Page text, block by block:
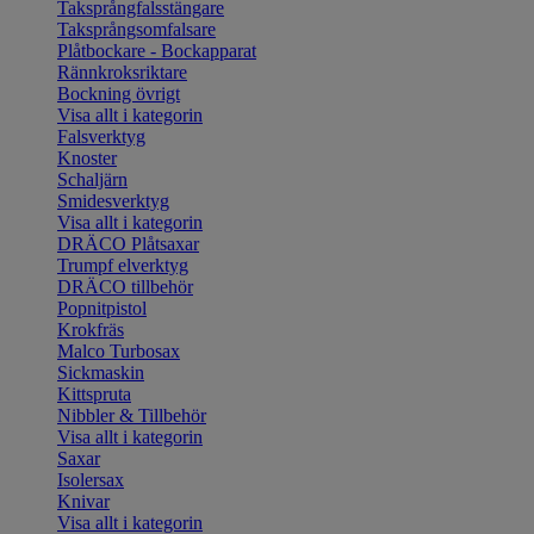
Taksprångfalsstängare
Taksprångsomfalsare
Plåtbockare - Bockapparat
Rännkroksriktare
Bockning övrigt
Visa allt i kategorin
Falsverktyg
Knoster
Schaljärn
Smidesverktyg
Visa allt i kategorin
DRÄCO Plåtsaxar
Trumpf elverktyg
DRÄCO tillbehör
Popnitpistol
Krokfräs
Malco Turbosax
Sickmaskin
Kittspruta
Nibbler & Tillbehör
Visa allt i kategorin
Saxar
Isolersax
Knivar
Visa allt i kategorin